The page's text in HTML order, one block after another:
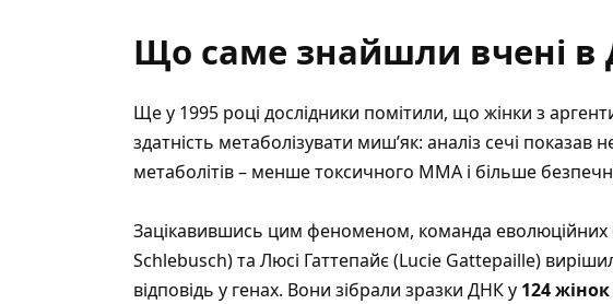
Що саме знайшли вчені в
Ще у 1995 році дослідники помітили, що жінки з
здатність метаболізувати миш’як: аналіз сечі показав
метаболітів – менше токсичного MMA і більше
Зацікавившись цим феноменом, команда еволюційних
Schlebusch) та Люсі Гаттепайє (Lucie Gattepaille)
відповідь у генах. Вони зібрали зразки ДНК у 124 жінок